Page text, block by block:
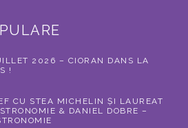
2026 – CIORAN DANS LA
!
CU STEA MICHELIN ȘI LAUREAT
& DANIEL DOBRE –